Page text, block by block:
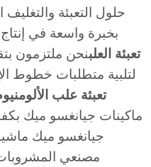
حلول التعبئة
بخبرة واسعة في
تعبئة العلبنحن ملتزمون
لتلبية متطلبات خطوط
تعبئة علب
ماكينات جيانغسو ميك
جيانغسو ميك
مصنعي